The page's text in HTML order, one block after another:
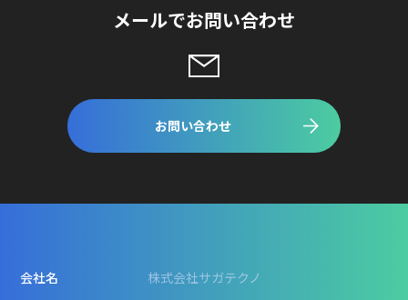
メールでお問い合わせ
お問い合わせ
会社名 株式会社サガテクノ